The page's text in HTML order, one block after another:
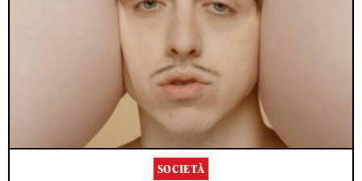
SOCIETÀ